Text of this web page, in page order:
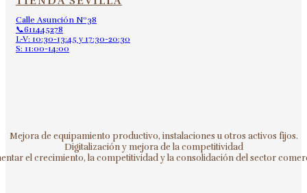
Calle Asunción Nº38
📞611445278
L-V: 10:30-13:45 y 17:30-20:30
S: 11:00-14:00
Mejora de equipamiento productivo, instalaciones u otros activos fijos.
Digitalización y mejora de la competitividad
el crecimiento, la competitividad y la consolidación del sector